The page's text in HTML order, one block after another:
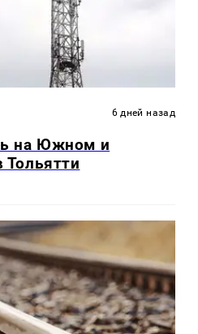
6 дней назад
на Южном и